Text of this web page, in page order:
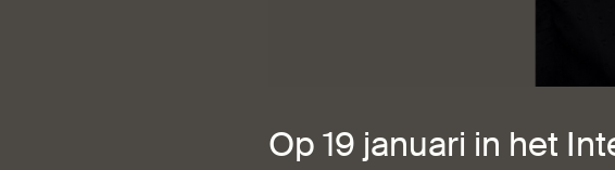
Op 19 januari in het